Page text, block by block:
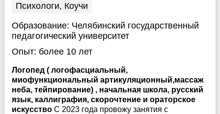
Психологи, Коучи
Образование: Челябинский государственный
педагогический университет
Опыт: более 10 лет
Логопед ( логофасциальный,
миофункциональный артикуляционный,массаж
неба, тейпирование) , начальная школа, русский
язык, каллиграфия, скорочтение и ораторское
искусство С 2023 года провожу занятия с